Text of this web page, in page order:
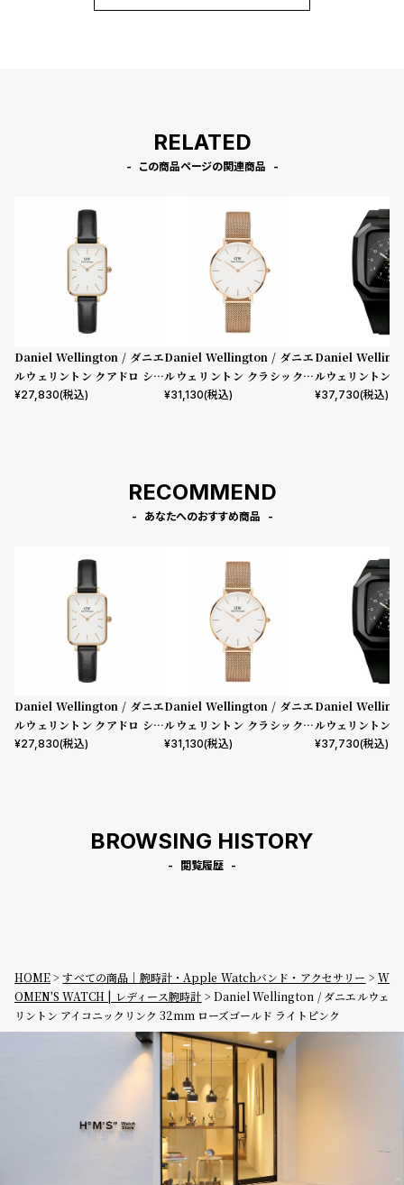
RELATED
この商品ページの関連商品
Daniel Wellington / ダニエ
ルウェリントン クアドロ シェ
フィールド ローズゴールド/ホ
¥27,830(税込)
Daniel Wellington / ダニエ
ルウェリントン クラシックペ
ティット メルローズ ローズゴ
¥31,130(税込)
Daniel
ルウェリントン
mm Apple
¥37,730(税込)
RECOMMEND
あなたへのおすすめ商品
Daniel Wellington / ダニエ
ルウェリントン クアドロ シェ
フィールド ローズゴールド/ホ
¥27,830(税込)
Daniel Wellington / ダニエ
ルウェリントン クラシックペ
ティット メルローズ ローズゴ
¥31,130(税込)
Daniel
ルウェリントン
mm Apple
¥37,730(税込)
BROWSING HISTORY
閲覧履歴
HOME すべての商品｜腕時計・Apple Watchバンド・アクセサリー
W
OMEN'S WATCH | レディース腕時計
Daniel Wellington / ダニエルウェ
リントン アイコニックリンク 32mm ローズゴールド ライトピンク